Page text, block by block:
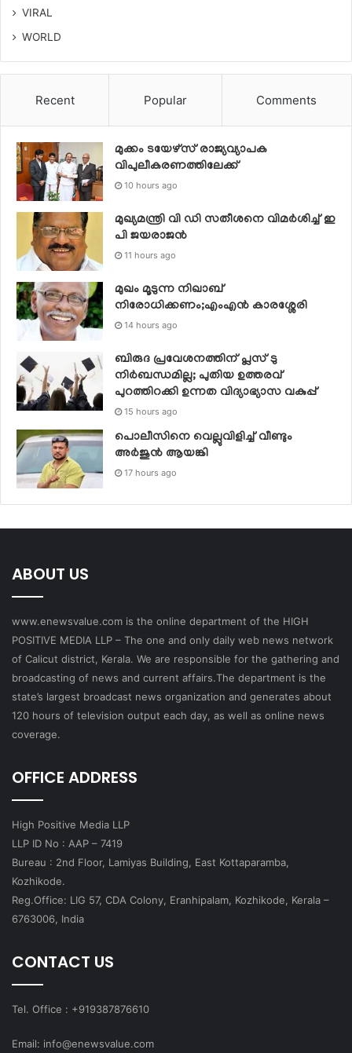
VIRAL
WORLD
Recent Popular Comments
മുക്കം ടയേഴ്സ് രാജ്യവ്യാപക
വിപുലീകരണത്തിലേക്ക്
10 hours ago
മുഖ്യമന്ത്രി വി ഡി സതീശനെ വിമര്‍ശിച്ച് ഇ
പി ജയരാജന്‍
11 hours ago
മുഖം മൂടുന്ന നിഖാബ്
നിരോധിക്കണം;എംഎൻ കാരശ്ശേരി
14 hours ago
ബിരുദ പ്രവേശനത്തിന് പ്ലസ് ടു
നിര്‍ബന്ധമില്ല; പുതിയ ഉത്തരവ്
പുറത്തിറക്കി ഉന്നത വിദ്യാഭ്യാസ വകുപ്പ്
15 hours ago
പൊലീസിനെ വെല്ലുവിളിച്ച് വീണ്ടും
അർജുൻ ആയങ്കി
17 hours ago
ABOUT US
www.enewsvalue.com is the online department of the HIGH
POSITIVE MEDIA LLP – The one and only daily web news network
of Calicut district, Kerala. We are responsible for the gathering and
broadcasting of news and current affairs.The department is the
state’s largest broadcast news organization and generates about
120 hours of television output each day, as well as online news
coverage.
OFFICE ADDRESS
High Positive Media LLP
LLP ID No : AAP – 7419
Bureau : 2nd Floor, Lamiyas Building, East Kottaparamba,
Kozhikode.
Reg.Office: LIG 57, CDA Colony, Eranhipalam, Kozhikode, Kerala –
6763006, India
CONTACT US
Tel. Office : +919387876610
Email: info@enewsvalue.com